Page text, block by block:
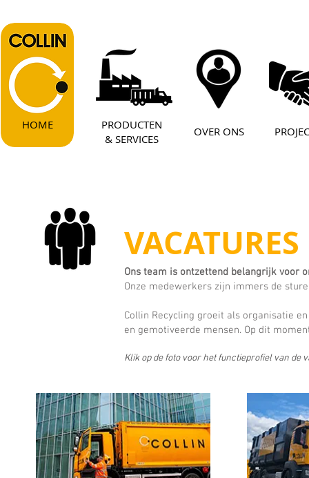
HOME
PRODUCTEN
& SERVICES
OVER ONS
VACATURES
Ons team is ontzettend belangrijk voor
Onze medewerkers zijn immers de
Collin Recycling groeit als organisatie
en gemotiveerde mensen. Op dit
Klik op de foto voor het functieprofiel van de